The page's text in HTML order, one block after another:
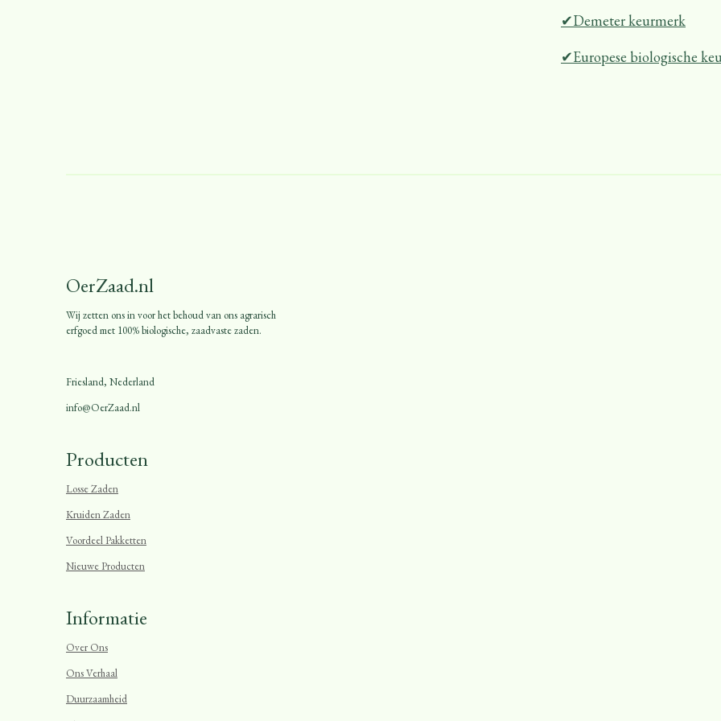
✔Demeter keurmerk
✔Europese biologische
OerZaad.nl
Wij zetten ons in voor het behoud van ons agrarisch
erfgoed met 100% biologische, zaadvaste zaden.
Friesland, Nederland
info@OerZaad.nl
Producten
Losse Zaden
Kruiden Zaden
Voordeel Pakketten
Nieuwe Producten
Informatie
Over Ons
Ons Verhaal
Duurzaamheid